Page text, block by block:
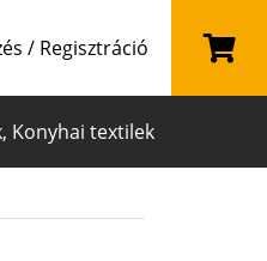
/ Regisztráció
Konyhai textilek